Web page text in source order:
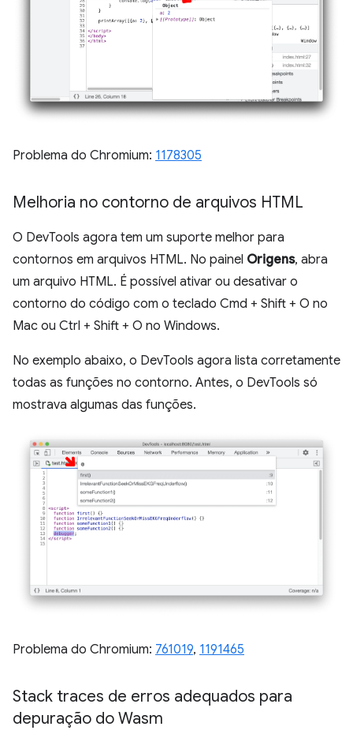
Problema do Chromium: 1178305
Melhoria no contorno de arquivos HTML
O DevTools agora tem um suporte melhor para
contornos em arquivos HTML. No painel Origens, abra
um arquivo HTML. É possível ativar ou desativar o
contorno do código com o teclado Cmd + Shift + O no
Mac ou Ctrl + Shift + O no Windows.
No exemplo abaixo, o DevTools agora lista corretamente
todas as funções no contorno. Antes, o DevTools só
mostrava algumas das funções.
Problema do Chromium: 761019, 1191465
Stack traces de erros adequados para
depuração do Wasm